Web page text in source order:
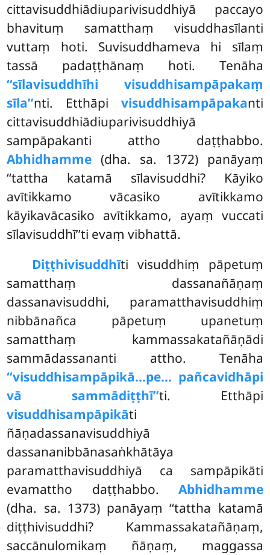
cittavisuddhiādiuparivisuddhiyā paccayo
bhavituṃ samatthaṃ visuddhasīlanti
vuttaṃ hoti. Suvisuddhameva hi sīlaṃ
tassā padaṭṭhānaṃ hoti. Tenāha
‘‘sīlavisuddhīhi visuddhisampāpakaṃ
sīla’’nti. Etthāpi visuddhisampāpakanti
cittavisuddhiādiuparivisuddhiyā
sampāpakanti attho daṭṭhabbo.
Abhidhamme (dha. sa. 1372) panāyaṃ
‘‘tattha katamā sīlavisuddhi? Kāyiko
avītikkamo vācasiko avītikkamo
kāyikavācasiko avītikkamo, ayaṃ vuccati
sīlavisuddhī’’ti evaṃ vibhattā.
Diṭṭhivisuddhīti visuddhiṃ pāpetuṃ
samatthaṃ dassanañāṇaṃ
dassanavisuddhi, paramatthavisuddhiṃ
nibbānañca pāpetuṃ upanetuṃ
samatthaṃ kammassakatañāṇādi
sammādassananti attho. Tenāha
‘‘visuddhisampāpikā…pe… pañcavidhāpi
vā sammādiṭṭhī’’ti. Etthāpi
visuddhisampāpikāti
ñāṇadassanavisuddhiyā
dassananibbānasaṅkhātāya
paramatthavisuddhiyā ca sampāpikāti
evamattho daṭṭhabbo. Abhidhamme
(dha. sa. 1373) panāyaṃ ‘‘tattha katamā
diṭṭhivisuddhi? Kammassakatañāṇaṃ,
saccānulomikaṃ ñāṇaṃ, maggassa